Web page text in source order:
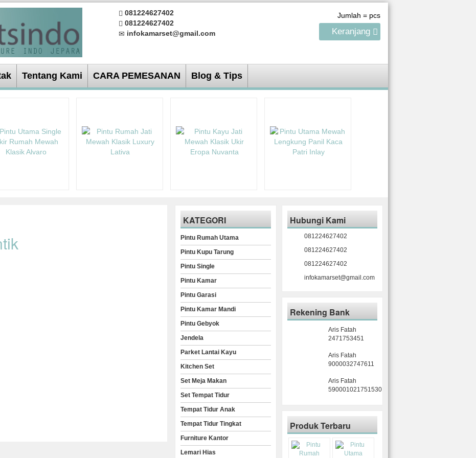
081224627402
081224627402
infokamarset@gmail.com
Jumlah = pcs
Keranjang
Tentang Kami CARA PEMESANAN Blog & Tips
KATEGORI
Pintu Rumah Utama
Pintu Kupu Tarung
Pintu Single
Pintu Kamar
Pintu Garasi
Pintu Kamar Mandi
Pintu Gebyok
Jendela
Parket Lantai Kayu
Kitchen Set
Set Meja Makan
Set Tempat Tidur
Tempat Tidur Anak
Tempat Tidur Tingkat
Furniture Kantor
Lemari Hias
Hubungi Kami
081224627402
081224627402
081224627402
infokamarset@gmail.com
Rekening Bank
Aris Fatah
2471753451
Aris Fatah
9000032747611
Aris Fatah
590001021751530
Produk Terbaru